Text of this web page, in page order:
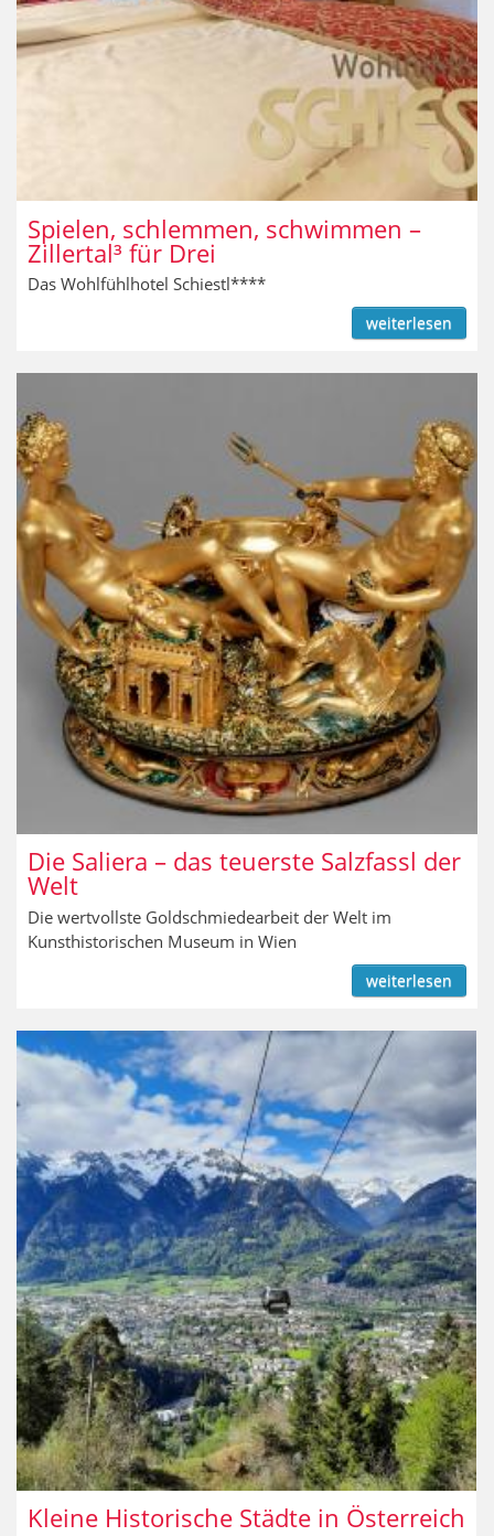
Spielen, schlemmen, schwimmen –
Zillertal³ für Drei
Das Wohlfühlhotel Schiestl****
weiterlesen
Die Saliera – das teuerste Salzfassl der
Welt
Die wertvollste Goldschmiedearbeit der Welt im
Kunsthistorischen Museum in Wien
weiterlesen
Kleine Historische Städte in Österreich